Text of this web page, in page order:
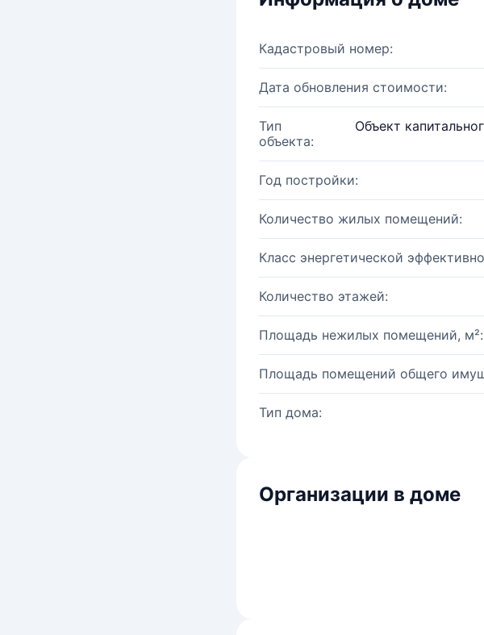
Кадастровый номер:
Дата обновления стоимости:
Тип
объекта:
Объект
Год постройки:
Количество жилых помещений:
Класс энергетической
Количество этажей:
Площадь нежилых помещений, м²:
Площадь помещений общего
Тип дома:
Организации в доме